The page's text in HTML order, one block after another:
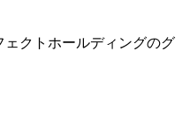
クトホールディングのグ